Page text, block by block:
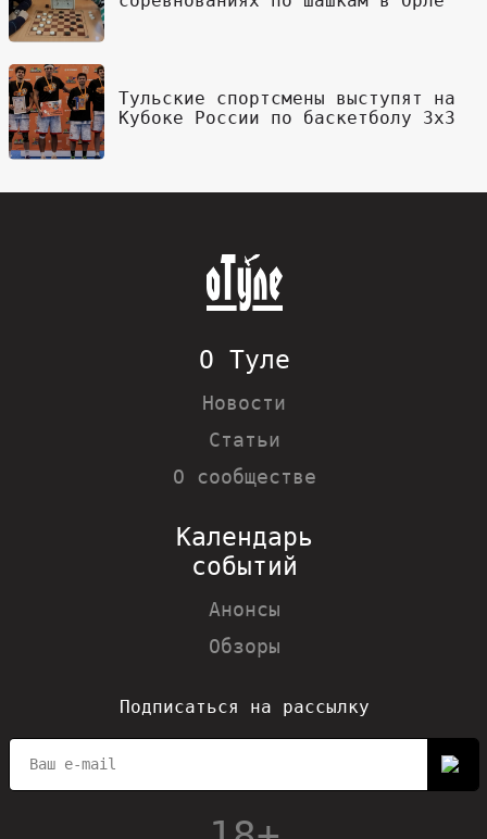
Тульские спортсмены выступят на
Кубоке России по баскетболу 3х3
О Туле
Новости
Статьи
О сообществе
Календарь
событий
Анонсы
Обзоры
Подписаться на рассылку